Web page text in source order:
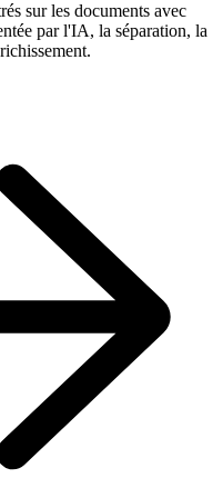
sur les documents avec
par l'IA, la séparation, la